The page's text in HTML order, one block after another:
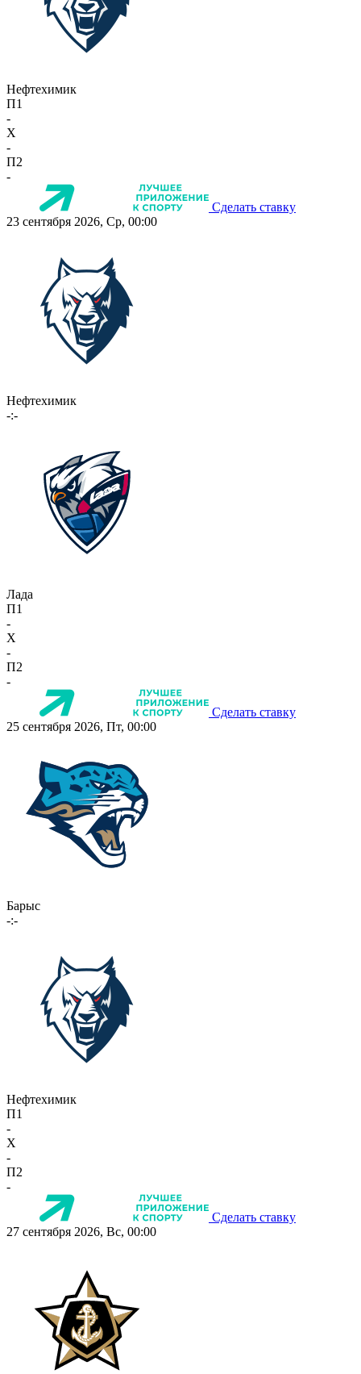
Нефтехимик
П1
-
X
-
П2
-
Сделать ставку
23 сентября 2026, Ср, 00:00
Нефтехимик
-:-
Лада
П1
-
X
-
П2
-
Сделать ставку
25 сентября 2026, Пт, 00:00
Барыс
-:-
Нефтехимик
П1
-
X
-
П2
-
Сделать ставку
27 сентября 2026, Вс, 00:00